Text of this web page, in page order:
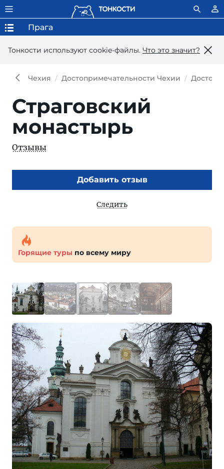
Тонкости используют сookie-файлы. Что это значит?
Прага
Чехия Достопримечательности Чехии
Страговский
монастырь
Отзывы
Добавить отзыв
Следить
Горящие туры по всему миру